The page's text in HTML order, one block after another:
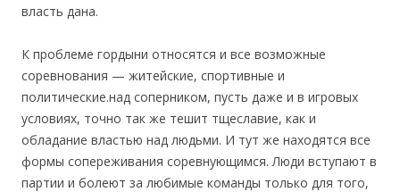
власть дана.
К проблеме гордыни относятся и все возможные
соревнования — житейские, спортивные и
политические.над соперником, пусть даже и в игровых
условиях, точно так же тешит тщеславие, как и
обладание властью над людьми. И тут же находятся все
формы сопереживания соревнующимся. Люди вступают в
партии и болеют за любимые команды только для того,